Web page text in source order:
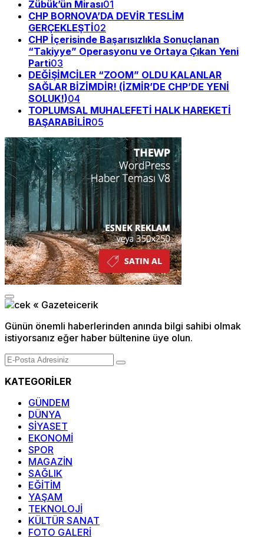
Zübük’ün Mirası01
CHP BORNOVA’DA DEVİR TESLİM
GERÇEKLEŞTİ02
CHP İçerisinde Başarısızlıkla Sonuçlanan
“Takiyye” Operasyonu ve Ortaya Çıkan Yeni
Parti03
DEĞİŞİMCİLER “ZOOM” OLDU KALANLAR
SAĞLAR BİZİMDİR! (İZMİR’DE CHP’DE YENİ
SOLUK!)04
TOPLUMSAL MUHALEFETİ HALK HAREKETİ
BAŞARABİLİR05
Günün önemli haberlerinden anında bilgi sahibi olmak
istiyorsanız eğer haber bültenine üye olun.
KATEGORİLER
GÜNDEM
DÜNYA
SİYASET
EKONOMİ
SPOR
MAGAZİN
SAĞLIK
EĞİTİM
YAŞAM
TEKNOLOJİ
KÜLTÜR SANAT
FOTO GALERİ